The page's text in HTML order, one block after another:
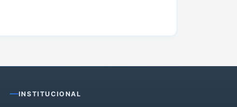
INSTITUCIONAL